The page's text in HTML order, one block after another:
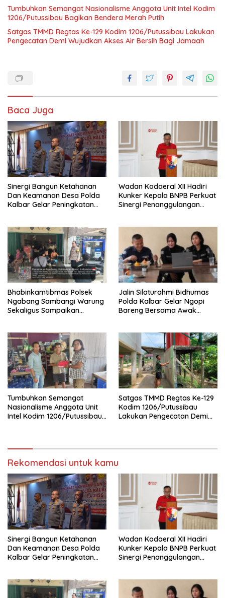
Tumbuhkan Semangat Nasionalisme Anggota Unit Intel Kodim
1206/Putussibau Bagikan Bendera Merah Putih
Satgas TMMD Regtas Ke-129 Kodim 1206/Putussibau Lakukan
Pengecatan Demi Wujudkan Akses Air Bersih Bagi Jamaah
Baca Juga
Sinergi Bangun Ketahanan
Dan Keamanan Desa Polda
Kalbar Gelar Peningkatan
Wadan Kodaeral XII Hadiri
Kunker Kepala BNPB Perkuat
Sinergi Penanggulangan
Bhabinkamtibmas Polsek
Ngabang Sambangi Warung
Sekaligus Sampaikan
Jalin Silaturahmi Bidhumas
Polda Kalbar Gelar Ngopi
Bareng Bersama Awak
Tumbuhkan Semangat
Nasionalisme Anggota Unit
Intel Kodim 1206/Putussibau
Satgas TMMD Regtas Ke-129
Kodim 1206/Putussibau
Lakukan Pengecatan Demi
Rekomendasi untuk kamu
Sinergi Bangun Ketahanan
Dan Keamanan Desa Polda
Kalbar Gelar Peningkatan
Wadan Kodaeral XII Hadiri
Kunker Kepala BNPB Perkuat
Sinergi Penanggulangan